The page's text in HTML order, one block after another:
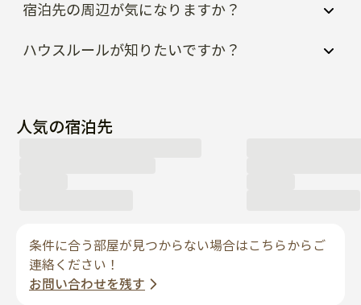
宿泊先の周辺が気になりますか？
ハウスルールが知りたいですか？
人気の宿泊先
条件に合う部屋が見つからない場合はこちらからご
連絡ください！
お問い合わせを残す